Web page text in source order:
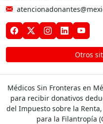
Otros
Médicos Sin Fronteras en
para recibir donativos
del Impuesto sobre la
para la Filantropía